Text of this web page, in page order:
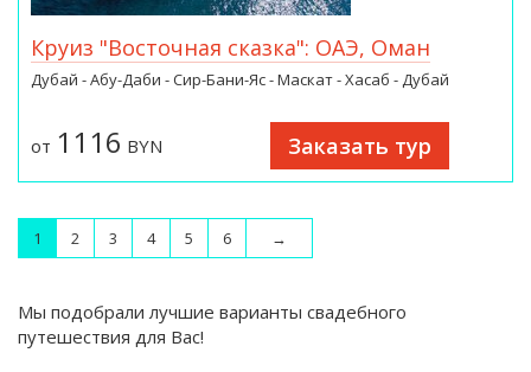
Круиз "Восточная сказка": ОАЭ, Оман
Дубай - Абу-Даби - Сир-Бани-Яс - Маскат - Хасаб - Дубай
от 1116 BYN Заказать тур
1 2 3 4 5 6 →
Мы подобрали лучшие варианты свадебного
путешествия для Вас!